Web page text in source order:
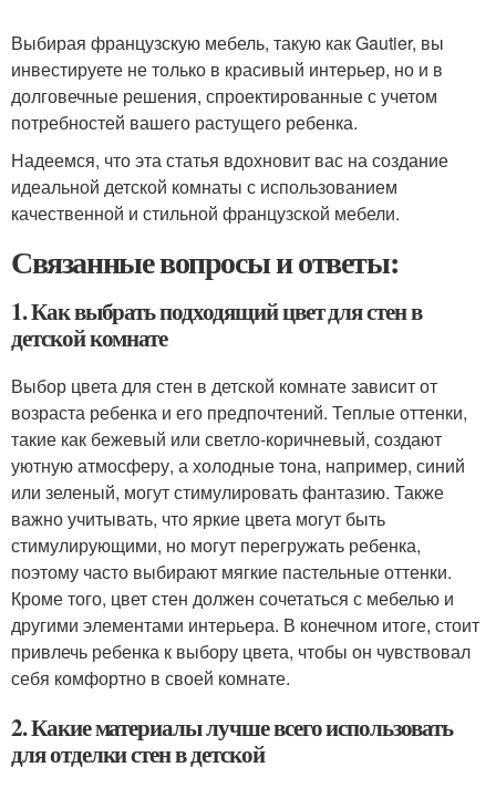
Выбирая французскую мебель, такую как Gautier, вы
инвестируете не только в красивый интерьер, но и в
долговечные решения, спроектированные с учетом
потребностей вашего растущего ребенка.
Надеемся, что эта статья вдохновит вас на создание
идеальной детской комнаты с использованием
качественной и стильной французской мебели.
Связанные вопросы и ответы:
1. Как выбрать подходящий цвет для стен в
детской комнате
Выбор цвета для стен в детской комнате зависит от
возраста ребенка и его предпочтений. Теплые оттенки,
такие как бежевый или светло-коричневый, создают
уютную атмосферу, а холодные тона, например, синий
или зеленый, могут стимулировать фантазию. Также
важно учитывать, что яркие цвета могут быть
стимулирующими, но могут перегружать ребенка,
поэтому часто выбирают мягкие пастельные оттенки.
Кроме того, цвет стен должен сочетаться с мебелью и
другими элементами интерьера. В конечном итоге, стоит
привлечь ребенка к выбору цвета, чтобы он чувствовал
себя комфортно в своей комнате.
2. Какие материалы лучше всего использовать
для отделки стен в детской